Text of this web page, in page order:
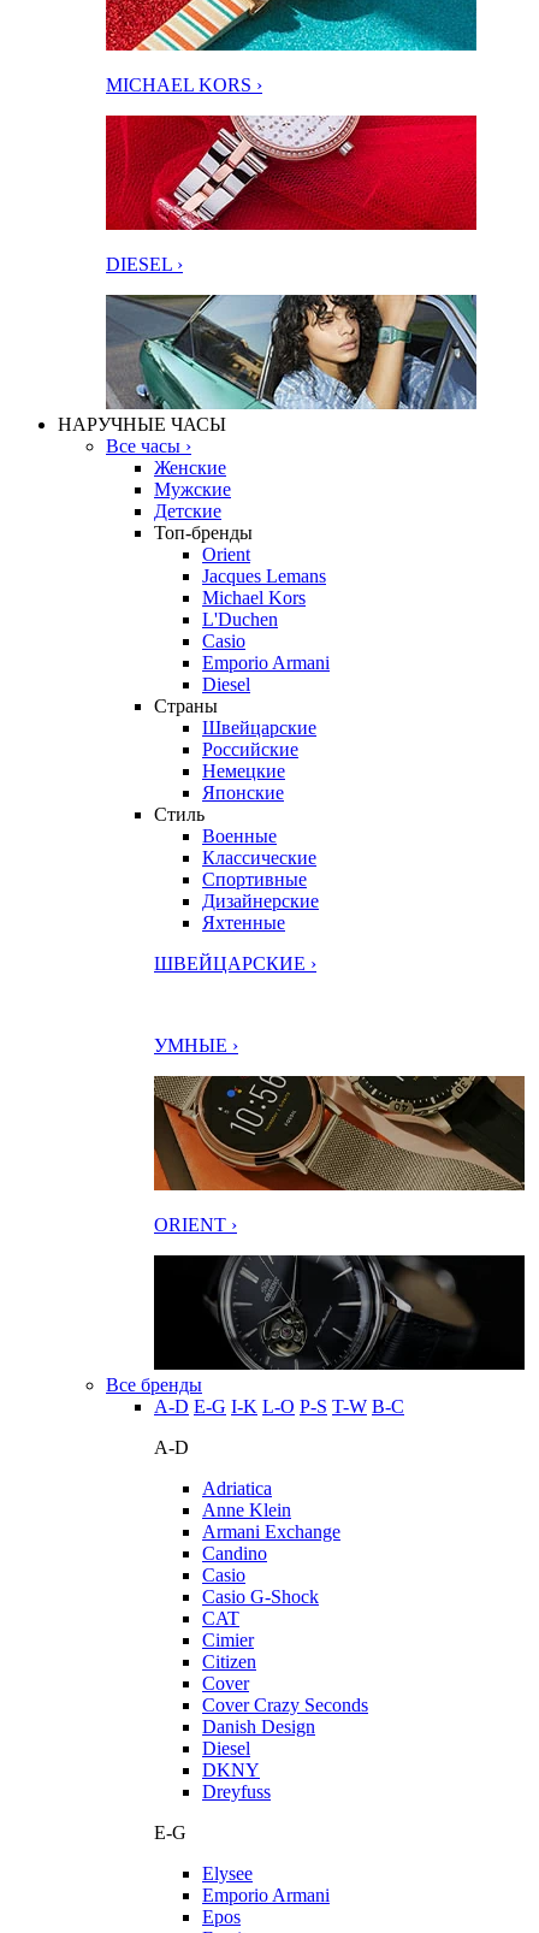
MICHAEL KORS ›
DIESEL ›
НАРУЧНЫЕ ЧАСЫ
Все часы ›
Женские
Мужские
Детские
Топ-бренды
Orient
Jacques Lemans
Michael Kors
L'Duchen
Casio
Emporio Armani
Diesel
Страны
Швейцарские
Российские
Немецкие
Японские
Стиль
Военные
Классические
Спортивные
Дизайнерские
Яхтенные
ШВЕЙЦАРСКИЕ ›
УМНЫЕ ›
ORIENT ›
Все бренды
A-D E-G I-K L-O P-S T-W В-С
A-D
Adriatica
Anne Klein
Armani Exchange
Candino
Casio
Casio G-Shock
CAT
Cimier
Citizen
Cover
Cover Crazy Seconds
Danish Design
Diesel
DKNY
Dreyfuss
E-G
Elysee
Emporio Armani
Epos